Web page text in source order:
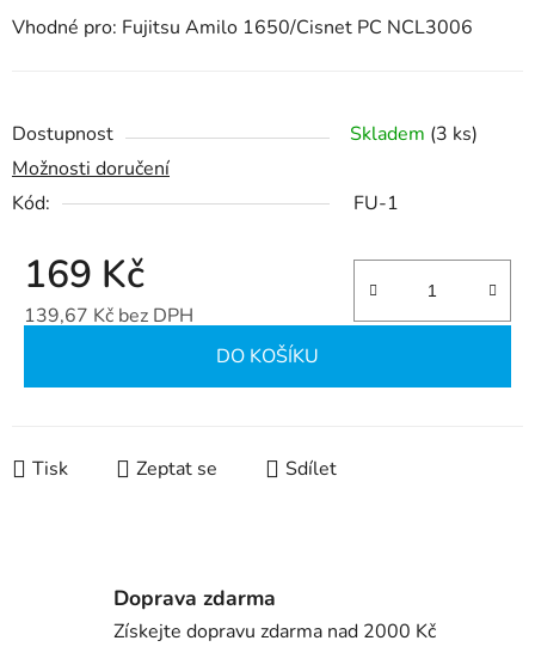
Vhodné pro: Fujitsu Amilo 1650/Cisnet PC NCL3006
Dostupnost Skladem (3 ks)
Možnosti doručení
Kód:
FU-1
169 Kč
139,67 Kč bez DPH
DO KOŠÍKU
Tisk Zeptat se Sdílet
Doprava zdarma
Získejte dopravu zdarma nad 2000 Kč